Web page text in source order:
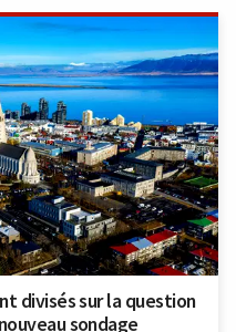
divisés sur la question
sondage